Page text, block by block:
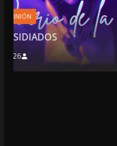
LOCALES
EN LAS
2026
6 agosto,